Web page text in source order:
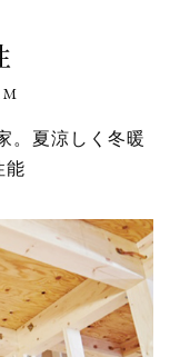
。夏涼しく冬暖
能